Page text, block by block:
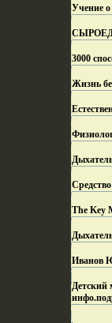
Учение о
3000
Жизнь
The Key
Иванов
Детский
инфо.